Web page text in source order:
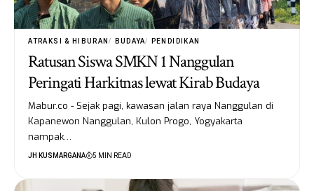
ATRAKSI & HIBURAN BUDAYA PENDIDIKAN
Ratusan Siswa SMKN 1 Nanggulan
Peringati Harkitnas lewat Kirab Budaya
Mabur.co - Sejak pagi, kawasan jalan raya Nanggulan di
Kapanewon Nanggulan, Kulon Progo, Yogyakarta
nampak…
JH KUSMARGANA 5 MIN READ